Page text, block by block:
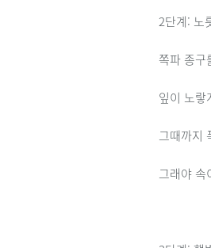
2단계: 노
쪽파 종구
잎이 노랗
그때까지
그래야 속